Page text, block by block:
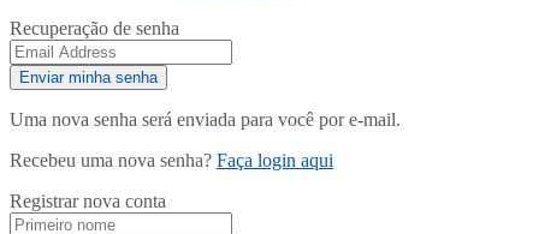
Recuperação de senha
Uma nova senha será enviada para você por e-mail.
Recebeu uma nova senha? Faça login aqui
Registrar nova conta